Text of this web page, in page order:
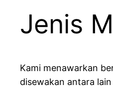
Jenis
Kami menawarkan
disewakan antara